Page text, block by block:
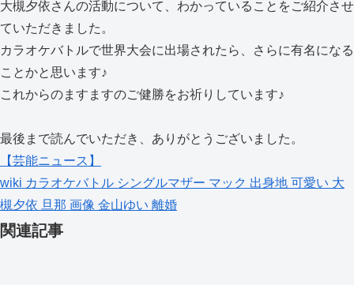
大槻夕依さんの活動について、わかっていることをご紹介させ
ていただきました。
カラオケバトルで世界大会に出場されたら、さらに有名になる
ことかと思います♪
これからのますますのご健勝をお祈りしています♪
最後まで読んでいただき、ありがとうございました。
【芸能ニュース】
wiki カラオケバトル シングルマザー マック 出身地 可愛い 大
槻夕依 旦那 画像 金山ゆい 離婚
関連記事